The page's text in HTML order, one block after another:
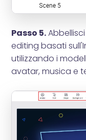
Passo 5.
editing basati
utilizzando i
avatar, musica e